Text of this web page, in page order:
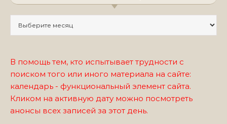
В помощь тем, кто испытывает трудности с
поиском того или иного материала на сайте:
календарь - функциональный элемент сайта.
Кликом на активную дату можно посмотреть
анонсы всех записей за этот день.